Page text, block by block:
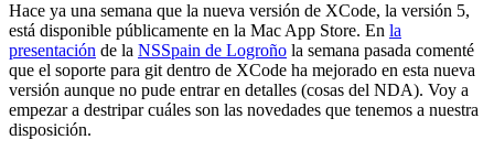
Hace ya una semana que la nueva versión de XCode, la versión 5,
está disponible públicamente en la Mac App Store. En la
presentación de la NSSpain de Logroño la semana pasada comenté
que el soporte para git dentro de XCode ha mejorado en esta nueva
versión aunque no pude entrar en detalles (cosas del NDA). Voy a
empezar a destripar cuáles son las novedades que tenemos a nuestra
disposición.